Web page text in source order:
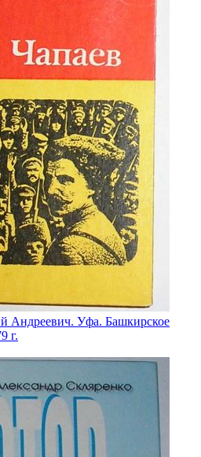
Андреевич. Уфа. Башкирское
г.